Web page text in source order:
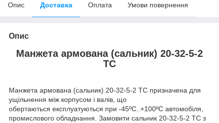
Опис Доставка Оплата Умови повернення
Опис
Манжета армована (сальник) 20-32-5-2
TC
Манжета армована (сальник) 20-32-5-2 ТС призначена для
ущільнення між корпусом і валів, що
обертаються експлуатуються при -45ºC..+100ºC автомобіля,
промислового обладнання. Замовити сальник 20-32-5-2 ТС з